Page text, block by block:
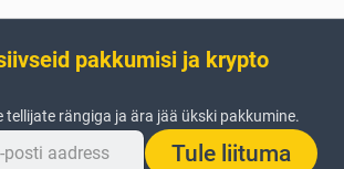
pakkumisi ja krypto
rängiga ja ära jää ükski pakkumine.
Tule liituma